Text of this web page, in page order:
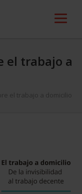
el trabajo a
el trabajo a domicilio